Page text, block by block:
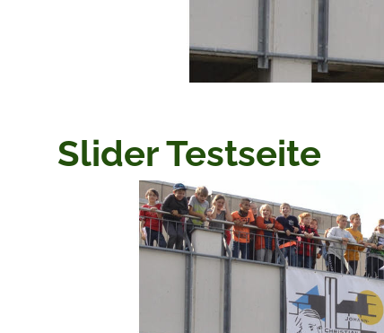
Slider Testseite